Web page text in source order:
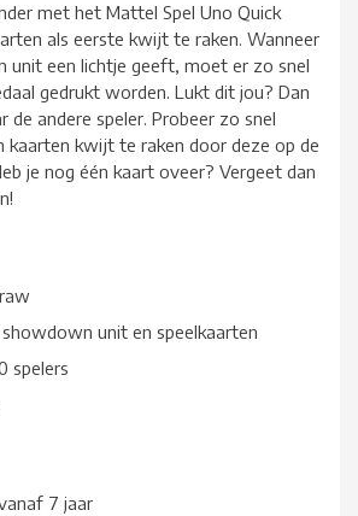
met het Mattel Spel Uno Quick
als eerste kwijt te raken. Wanneer
unit een lichtje geeft, moet er zo snel
gedrukt worden. Lukt dit jou? Dan
de andere speler. Probeer zo snel
kaarten kwijt te raken door deze op de
je nog één kaart oveer? Vergeet dan
showdown unit en speelkaarten
spelers
7 jaar